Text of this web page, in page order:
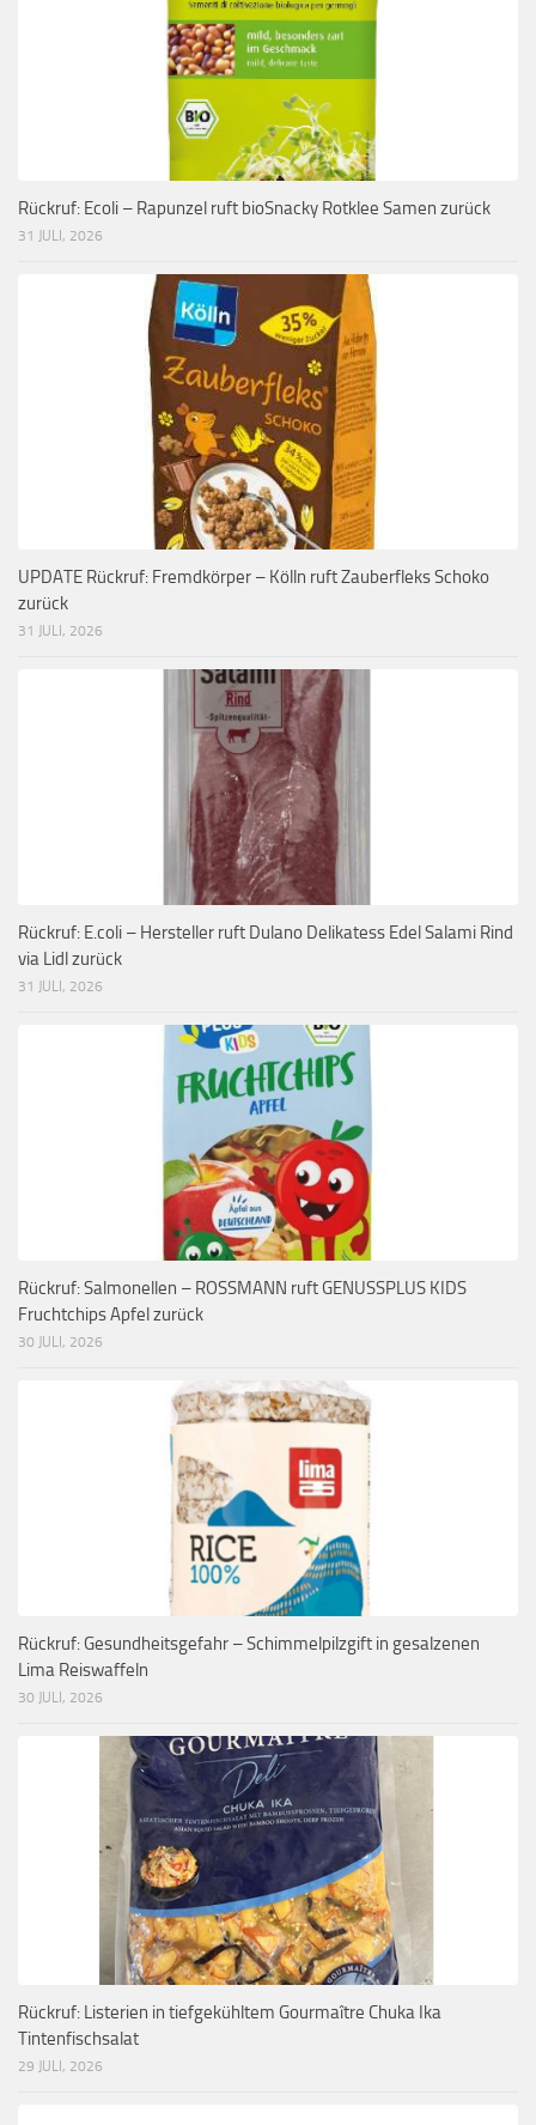
Rückruf: Ecoli – Rapunzel ruft bioSnacky Rotklee Samen zurück
31 JULI, 2026
UPDATE Rückruf: Fremdkörper – Kölln ruft Zauberfleks Schoko
zurück
31 JULI, 2026
Rückruf: E.coli – Hersteller ruft Dulano Delikatess Edel Salami Rind
via Lidl zurück
31 JULI, 2026
Rückruf: Salmonellen – ROSSMANN ruft GENUSSPLUS KIDS
Fruchtchips Apfel zurück
30 JULI, 2026
Rückruf: Gesundheitsgefahr – Schimmelpilzgift in gesalzenen
Lima Reiswaffeln
30 JULI, 2026
Rückruf: Listerien in tiefgekühltem Gourmaître Chuka Ika
Tintenfischsalat
29 JULI, 2026